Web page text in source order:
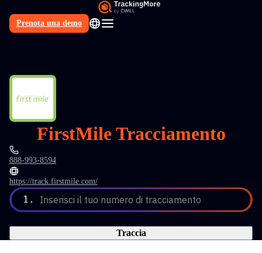
Prenota una demo
IT
FirstMile Tracciamento
888-993-8594
https://track.firstmile.com/
1. Inserisci il tuo numero di tracciamento
Traccia